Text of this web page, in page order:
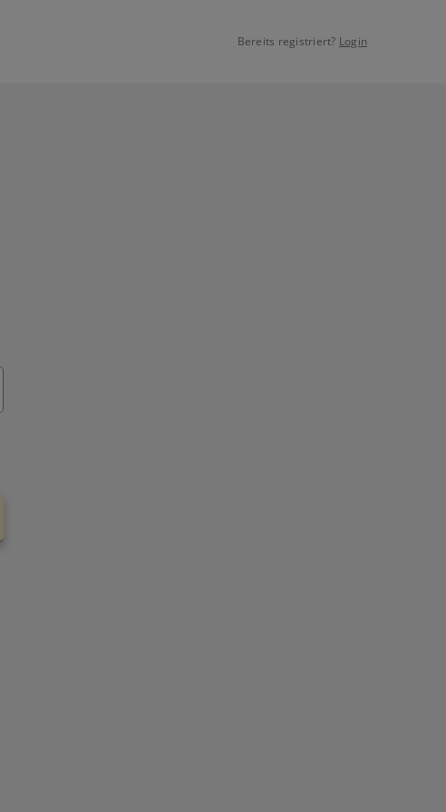
Bereits registriert? Login